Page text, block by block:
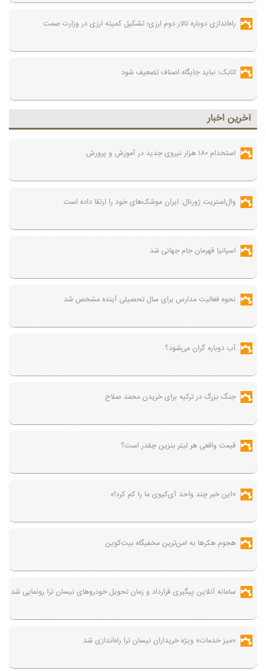
راه‌اندازی دوباره تالار دوم ارزی؛ تشکیل کمیته ارزی در وزارت صمت
اتابک: نباید جایگاه اصناف تضعیف شود
آخرين اخبار
استخدام ۱۸۰ هزار نیروی جدید در آموزش‌ و پرورش
وال‌استریت ژورنال: ایران موشک‌های خود را ارتقا داده است
اسپانیا قهرمان جام جهانی شد
نحوه فعالیت مدارس برای سال تحصیلی آینده مشخص شد
آب دوباره گران می‌شود؟
جنگ بزرگ در ترکیه برای خریدن محمد صلاح
قیمت واقعی هر لیتر بنزین چقدر است؟
«این خبر چند واحد آی‌کیوی ما را کم کرد!»
هجوم هکرها به امن‌ترین مخفیگاه بیت‌کوین
سامانه آنلاین پیگیری قرارداد‌ و زمان تحویل خودرو‌های نیسان ترا رونمایی شد
«میز خدمات» ویژه خریداران نیسان ترا راه‌اندازی شد